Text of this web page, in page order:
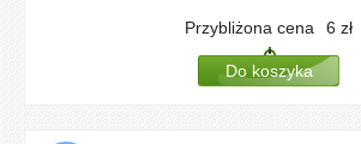
Przybliżona cena 6 zł